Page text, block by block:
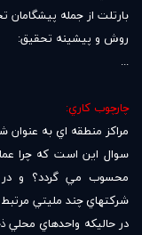
بارتلت از جمله
روش و پيشينه تحقيق:
...
چارچوب کاري:
مراکز منطقه اي به عنوان
سوال اين است که چرا
محسوب مي گردد؟ و در
شرکتهاي چند مليتي
در حاليکه واحدهاي محلي